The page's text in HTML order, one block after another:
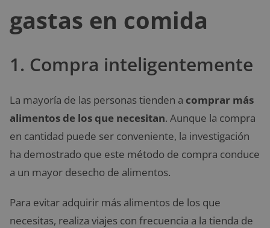
gastas en comida
1. Compra inteligentemente
La mayoría de las personas tienden a comprar más
alimentos de los que necesitan. Aunque la compra
en cantidad puede ser conveniente, la investigación
ha demostrado que este método de compra conduce
a un mayor desecho de alimentos.
Para evitar adquirir más alimentos de los que
necesitas, realiza viajes con frecuencia a la tienda de